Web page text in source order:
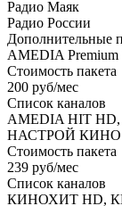
Радио Маяк
Радио России
Дополнительные
AMEDIA Premium
Стоимость пакета
200 руб/мес
Список каналов
AMEDIA HIT HD,
НАСТРОЙ
Стоимость пакета
239 руб/мес
Список каналов
КИНОХИТ HD,